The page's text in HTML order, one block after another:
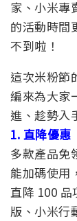
家、小米專
的活動時間
不到啦！
這次米粉節
編來為大家
進、趁勢入
1. 直降優惠
多款產品免
能加碼使用
直降 100
版、小米行